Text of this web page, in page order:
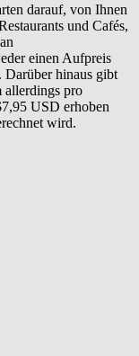
darauf, von Ihnen
und Cafés,
einen Aufpreis
Darüber hinaus gibt
allerdings pro
USD erhoben
wird.